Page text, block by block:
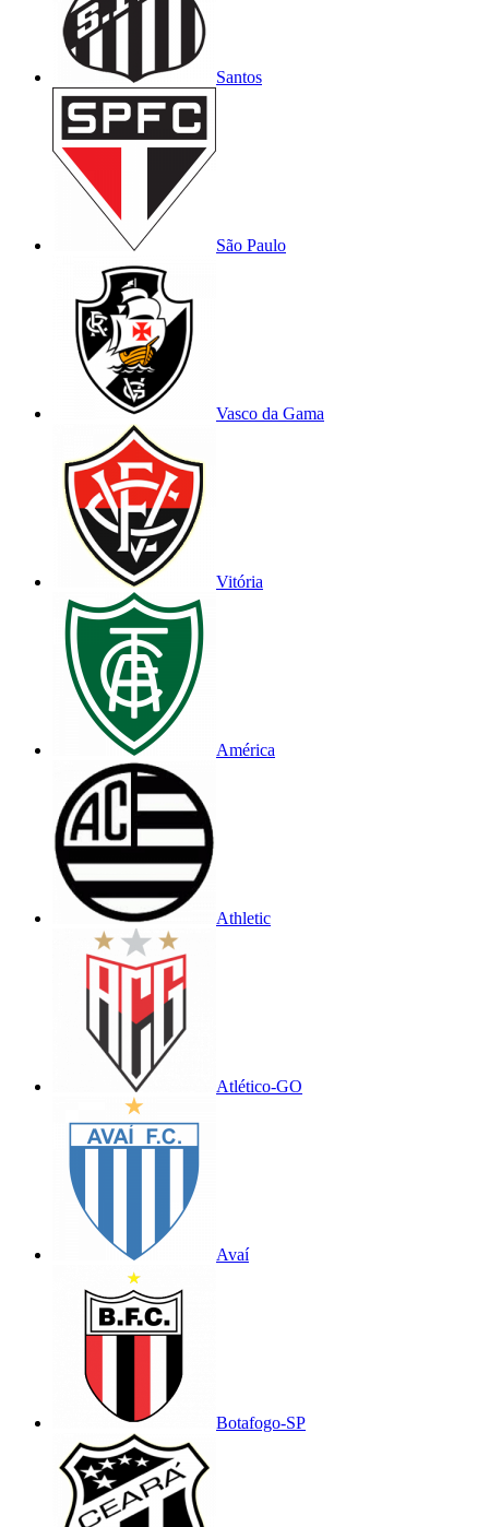
Santos
São Paulo
Vasco da Gama
Vitória
América
Athletic
Atlético-GO
Avaí
Botafogo-SP